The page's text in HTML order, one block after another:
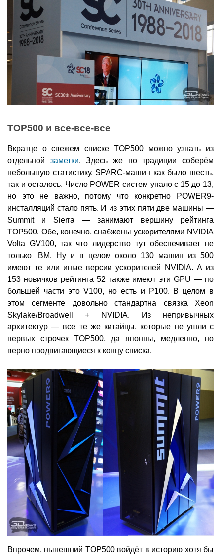
TOP500 и все-все-все
Вкратце о свежем списке TOP500 можно узнать из
отдельной заметки. Здесь же по традиции соберём
небольшую статистику. SPARC-машин как было шесть,
так и осталось. Число POWER-систем упало с 15 до 13,
но это не важно, потому что конкретно POWER9-
инсталляций стало пять. И из этих пяти две машины —
Summit и Sierra — занимают вершину рейтинга
TOP500. Обе, конечно, снабжены ускорителями NVIDIA
Volta GV100, так что лидерство тут обеспечивает не
только IBM. Ну и в целом около 130 машин из 500
имеют те или иные версии ускорителей NVIDIA. А из
153 новичков рейтинга 52 также имеют эти GPU — по
большей части это V100, но есть и P100. В целом в
этом сегменте довольно стандартна связка Xeon
Skylake/Broadwell + NVIDIA. Из непривычных
архитектур — всё те же китайцы, которые не ушли с
первых строчек TOP500, да японцы, медленно, но
верно продвигающиеся к концу списка.
Впрочем, нынешний TOP500 войдёт в историю хотя бы